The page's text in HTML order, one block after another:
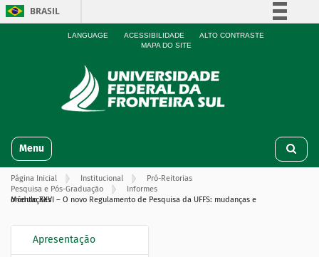
BRASIL
Simplifique!
Participe
Acesso à informação
LANGUAGE ACESSIBILIDADE
ALTO CONTRASTE
MAPA DO SITE
v
Toggle navigation
Página Inicial Institucional
Pró-Reitorias
Pesquisa e Pós-Graduação
Informes
Módulo XXVI – O novo Regulamento de Pesquisa da UFFS: mudanças e orientações
Apresentação